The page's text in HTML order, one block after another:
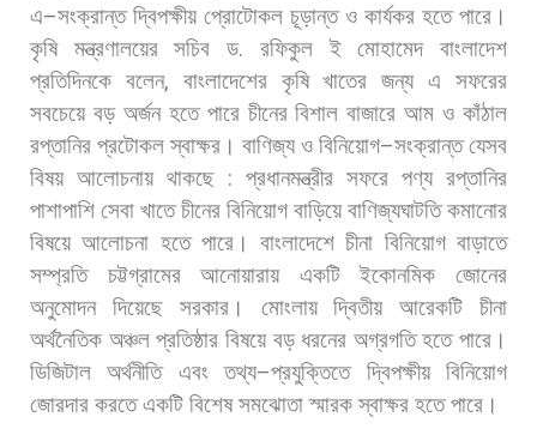
এ–সংক্রান্ত দ্বিপক্ষীয় প্রোটোকল চূড়ান্ত ও কার্যকর হতে পারে।
কৃষি
মন্ত্রণালয়ের সচিব ড. রফিকুল ই মোহামেদ
বাংলাদেশ
প্রতিদিনকে বলেন, বাংলাদেশের কৃষি খাতের জন্য এ
সফরের
সবচেয়ে বড় অর্জন হতে পারে চীনের বিশাল বাজারে আম ও কাঁঠাল
রপ্তানির প্রটোকল স্বাক্ষর। বাণিজ্য ও বিনিয়োগ–সংক্রান্ত যেসব
বিষয় আলোচনায় থাকছে : প্রধানমন্ত্রীর সফরে পণ্য রপ্তানির
পাশাপাশি সেবা খাতে চীনের বিনিয়োগ বাড়িয়ে বাণিজ্যঘাটতি কমানোর
বিষয়ে আলোচনা হতে পারে। বাংলাদেশে চীনা বিনিয়োগ বাড়াতে
সম্প্রতি
চট্টগ্রামের আনোয়ারায় একটি ইকোনমিক
জোনের
অনুমোদন
দিয়েছে সরকার। মোংলায় দ্বিতীয় আরেকটি
চীনা
অর্থনৈতিক অঞ্চল প্রতিষ্ঠার বিষয়ে বড় ধরনের অগ্রগতি হতে পারে।
ডিজিটাল
অর্থনীতি এবং তথ্য–প্রযুক্তিতে দ্বিপক্ষীয়
বিনিয়োগ
জোরদার করতে একটি বিশেষ সমঝোতা স্মারক স্বাক্ষর হতে পারে।